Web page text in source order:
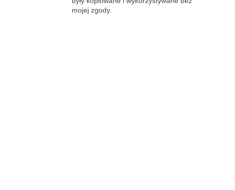
mojej zgody.